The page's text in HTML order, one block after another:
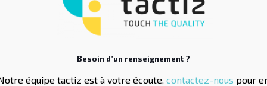
Besoin d’un renseignement ?
équipe tactiz est à votre écoute, contactez-nous pour